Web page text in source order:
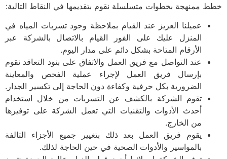
خطط ممنهجة بخطوات متسلسلة نقوم بتقديمها في النقاط التالية:
عميلنا العزيز عند القيام بملاحظة وجود تسربات المياه في
المنزل عليك على الفور القيام بالاتصال بالشركة عبر
الأرقام المتاحة بشكل دائم على مدار اليوم.
عند التواصل مع فريق العمل والاتفاق على بنود التعاقد نقوم
بإرسال فريق العمل لإجراء عملية الفحص والمعاينة
الضرورية بكل حرفية وكفاءة دون الحاجة إلى تكسير الجدار.
تقوم الشركة بالكشف عن التسربات من خلال استخدام
أحدث الأدوات والتقنيات التي تعمل الشركة على توفيرها
من الخارج.
يقوم فريق العمل بعد ذلك بتغيير جميع الأجزاء التالفة
بالمواسير والأدوات الصحية في حين الحاجة لذلك.